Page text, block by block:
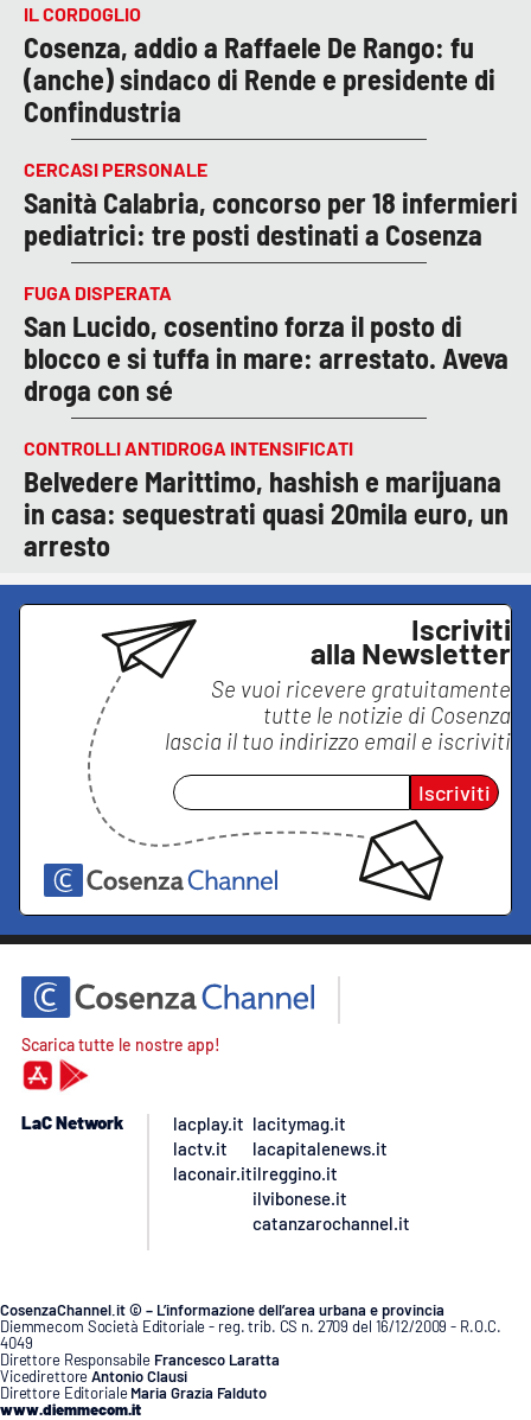
IL CORDOGLIO
Cosenza, addio a Raffaele De Rango: fu
(anche) sindaco di Rende e presidente di
Confindustria
CERCASI PERSONALE
Sanità Calabria, concorso per 18 infermieri
pediatrici: tre posti destinati a Cosenza
FUGA DISPERATA
San Lucido, cosentino forza il posto di
blocco e si tuffa in mare: arrestato. Aveva
droga con sé
CONTROLLI ANTIDROGA INTENSIFICATI
Belvedere Marittimo, hashish e marijuana
in casa: sequestrati quasi 20mila euro, un
arresto
Iscriviti
alla Newsletter
Se vuoi ricevere gratuitamente
tutte le notizie di Cosenza
lascia il tuo indirizzo email e iscriviti
Iscriviti
Scarica tutte le nostre app!
LaC Network
lacplay.it
lactv.it
laconair.it
lacitymag.it
lacapitalenews.it
ilreggino.it
ilvibonese.it
catanzarochannel.it
CosenzaChannel.it © – L’informazione dell’area urbana e provincia
Diemmecom Società Editoriale - reg. trib. CS n. 2709 del 16/12/2009 - R.O.C.
4049
Direttore Responsabile Francesco Laratta
VicedirettoreAntonio Clausi
Direttore Editoriale Maria Grazia Falduto
www.diemmecom.it